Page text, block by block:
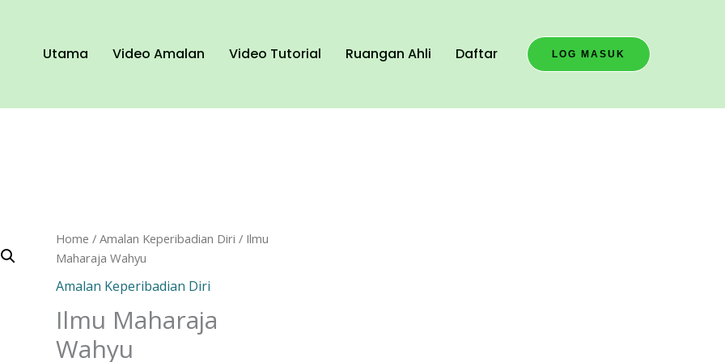
Utama Video Amalan Video Tutorial Ruangan Ahli Daftar LOG MASUK
Home /Amalan Keperibadian Diri / Ilmu
Maharaja Wahyu
Amalan Keperibadian Diri
Ilmu Maharaja
Wahyu
Ilmu
Maharaja
Wahyu
quantity